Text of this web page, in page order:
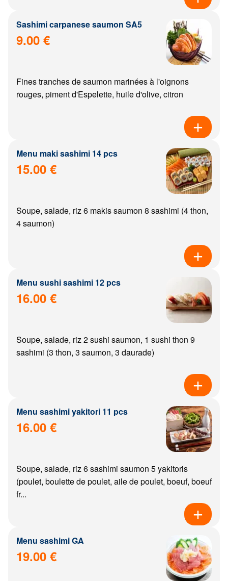
Sashimi carpanese saumon SA5
9.00 €
Fines tranches de saumon marinées à l'oignons
rouges, piment d'Espelette, huile d'olive, citron
Menu maki sashimi 14 pcs
15.00 €
Soupe, salade, riz 6 makis saumon 8 sashimi (4 thon,
4 saumon)
Menu sushi sashimi 12 pcs
16.00 €
Soupe, salade, riz 2 sushi saumon, 1 sushi thon 9
sashimi (3 thon, 3 saumon, 3 daurade)
Menu sashimi yakitori 11 pcs
16.00 €
Soupe, salade, riz 6 sashimi saumon 5 yakitoris
(poulet, boulette de poulet, aile de poulet, boeuf, boeuf
fr...
Menu sashimi GA
19.00 €